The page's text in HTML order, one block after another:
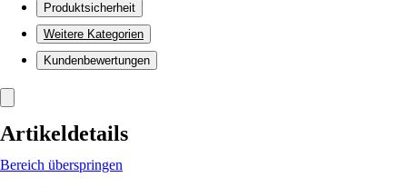
Produktsicherheit
Weitere Kategorien
Kundenbewertungen
Artikeldetails
Bereich überspringen